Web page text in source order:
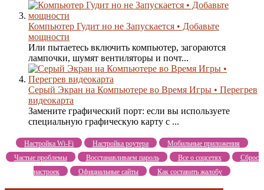
Компьютер Гудит но не Запускается • Добавьте
мощности
Или пытаетесь включить компьютер, загораются
лампочки, шумят вентиляторы и почт...
Серый Экран на Компьютере во Время Игры • Перегрев
видеокарта
Замените графический порт: если вы используете
специальную графическую карту с ...
Настройка Wi-Fi Настройка роутера
Мобильные приложения
Частые проблемы
Восстанавливаем пароль Все о соцсетях
Сброс
настроек
Официальные сайты Как составить жалобу